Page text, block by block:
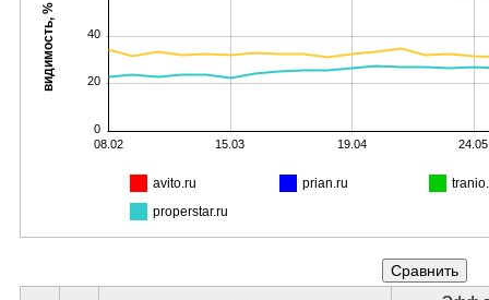
0
20
40
08.02 15.03 19.04 24.05
видимость, %
avito.ru prian.ru
properstar.ru